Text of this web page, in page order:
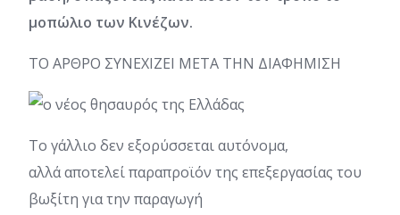
μοπώλιο των Κινέζων.
ΤΟ ΑΡΘΡΟ ΣΥΝΕΧΙΖΕΙ ΜΕΤΑ ΤΗΝ ΔΙΑΦΗΜΙΣΗ
Το γάλλιο δεν εξορύσσεται αυτόνομα,
αλλά αποτελεί παραπροϊόν της επεξεργασίας του
βωξίτη για την παραγωγή